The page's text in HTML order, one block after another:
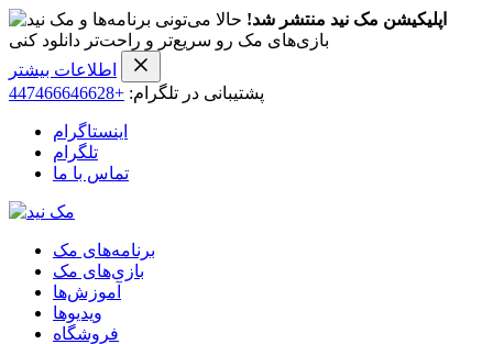
اپلیکیشن مک نید منتشر شد! حالا می‌تونی برنامه‌ها و
بازی‌های مک رو سریع‌تر و راحت‌تر دانلود کنی
اطلاعات بیشتر
پشتیبانی در تلگرام: +447466646628
اینستاگرام
تلگرام
تماس با ما
برنامه‌های مک
بازی‌های مک
آموزش‌ها
ویدیو‌ها
فروشگاه